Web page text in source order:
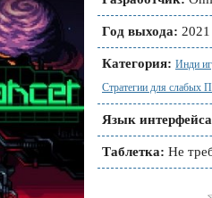
Год выхода: 2021
Категория: Инди
Стратегии для слабых
Язык
Таблетка: Не